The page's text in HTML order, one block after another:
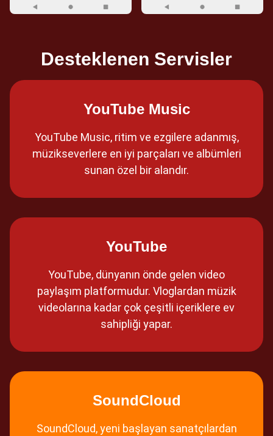
Desteklenen Servisler
YouTube Music
YouTube Music, ritim ve ezgilere adanmış,
müzikseverlere en iyi parçaları ve albümleri
sunan özel bir alandır.
YouTube
YouTube, dünyanın önde gelen video
paylaşım platformudur. Vloglardan müzik
videolarına kadar çok çeşitli içeriklere ev
sahipliği yapar.
SoundCloud
SoundCloud, yeni başlayan sanatçılardan